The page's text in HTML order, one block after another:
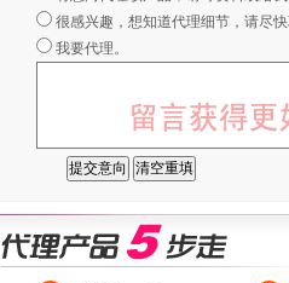
很感兴趣，想知道代理细节，请尽
我要代理。